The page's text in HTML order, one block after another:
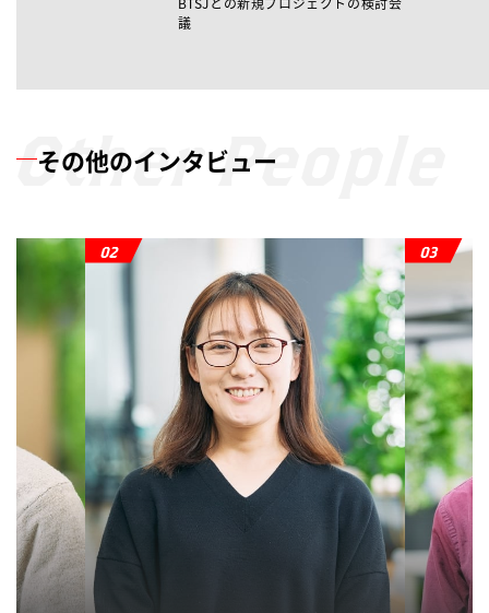
議
Other People
その他のインタビュー
02 03